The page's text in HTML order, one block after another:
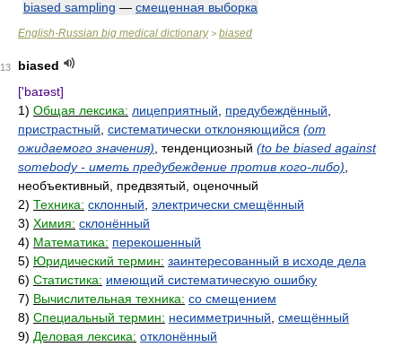
biased sampling — смещенная выборка
English-Russian big medical dictionary> biased
13
biased
['baɪəst]
1) Общая лексика: лицеприятный предубеждённый
пристрастный систематически отклоняющийся (от
ожидаемого значения) , тенденциозный (to be biased against
somebody - иметь предубеждение против кого-либо)
необъективный, предвзятый, оценочный
2) Техника: склонный электрически смещённый
3) Химия: склонённый
4) Математика: перекошенный
5) Юридический термин: заинтересованный в исходе дела
6) Статистика: имеющий систематическую ошибку
7) Вычислительная техника: со смещением
8) Специальный термин: несимметричный смещённый
9) Деловая лексика: отклонённый